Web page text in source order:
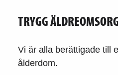
TRYGG
Vi är alla berättigade till
ålderdom.